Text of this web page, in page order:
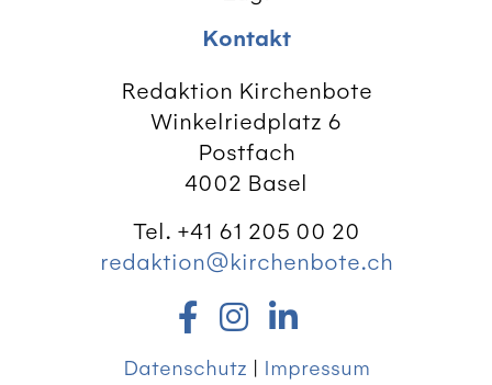
Kontakt
Redaktion Kirchenbote
Winkelriedplatz 6
Postfach
4002 Basel
Tel. +41 61 205 00 20
redaktion@kirchenbote.ch
Datenschutz | Impressum